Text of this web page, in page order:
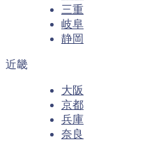
三重
岐阜
静岡
近畿
大阪
京都
兵庫
奈良